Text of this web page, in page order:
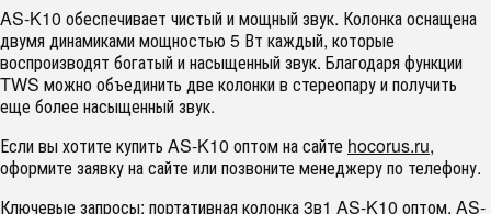
AS-K10 обеспечивает чистый и мощный звук. Колонка оснащена
двумя динамиками мощностью 5 Вт каждый, которые
воспроизводят богатый и насыщенный звук. Благодаря функции
TWS можно объединить две колонки в стереопару и получить
еще более насыщенный звук.
Если вы хотите купить AS-K10 оптом на сайте hocorus.ru,
оформите заявку на сайте или позвоните менеджеру по телефону.
Ключевые запросы: портативная колонка 3в1 AS-K10 оптом, AS-